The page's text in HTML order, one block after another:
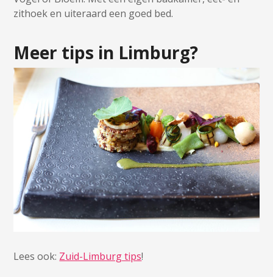
zithoek en uiteraard een goed bed.
Meer tips in Limburg?
Lees ook: Zuid-Limburg tips!